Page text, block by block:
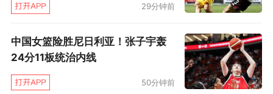
29分钟前
中国女篮险胜尼日利亚！张子宇轰
24分11板统治内线
50分钟前